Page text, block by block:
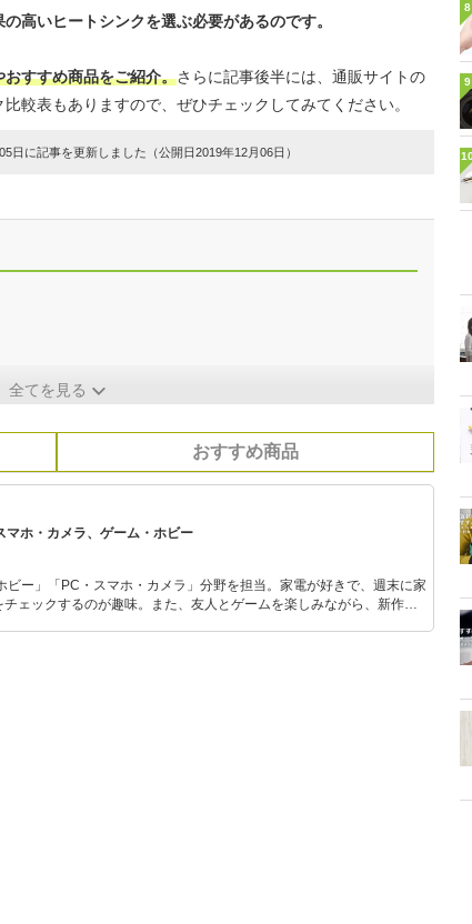
高いヒートシンクを選ぶ必要があるのです。
すすめ商品をご紹介。さらに記事後半には、通販サイトの
較表もありますので、ぜひチェックしてみてください。
日に記事を更新しました（公開日2019年12月06日）
全てを見る
おすすめ商品
ホ・カメラ、ゲーム・ホビー
ビー」「PC・スマホ・カメラ」分野を担当。家電が好きで、週末に家
ェックするのが趣味。また、友人とゲームを楽しみながら、新作タ
8
9